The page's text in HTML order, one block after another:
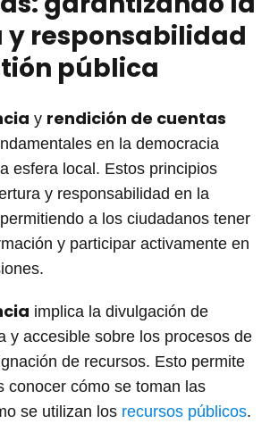
responsabilidad
pública
y rendición de cuentas
en la democracia
esfera local. Estos principios
y responsabilidad en la
a los ciudadanos tener
y participar activamente en
implica la divulgación de
y accesible sobre los procesos de
de recursos. Esto permite
conocer cómo se toman las
se utilizan los recursos públicos.